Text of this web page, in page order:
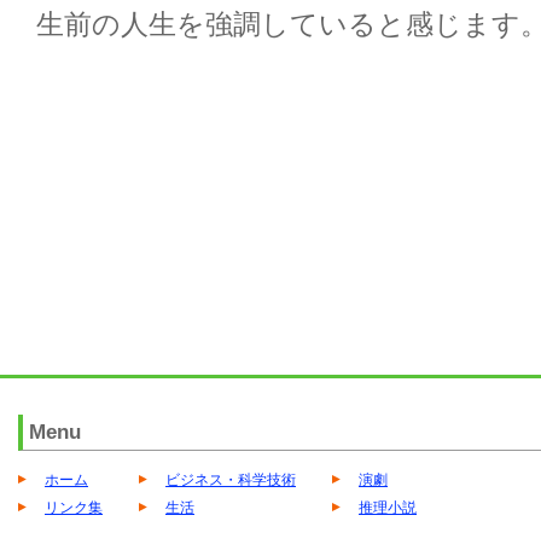
生前の人生を強調していると感じます
Menu
ホーム
リンク集
ビジネス・科学技術
生活
演劇
推理小説